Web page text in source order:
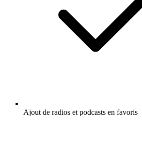
Ajout de radios et podcasts en favoris